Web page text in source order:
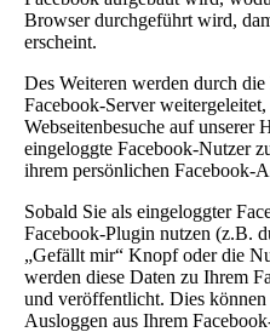
Browser durchgeführt wird,
erscheint.
Des Weiteren werden durch
Facebook-Server
Webseitenbesuche auf unserer
eingeloggte Facebook-Nutzer
ihrem persönlichen Facebook-
Sobald Sie als eingeloggter
Facebook-Plugin nutzen (z.B.
„Gefällt mir“ Knopf oder die
werden diese Daten zu Ihrem
und veröffentlicht. Dies
Ausloggen aus Ihrem